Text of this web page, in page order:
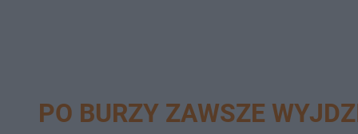
PO BURZY ZAWSZE